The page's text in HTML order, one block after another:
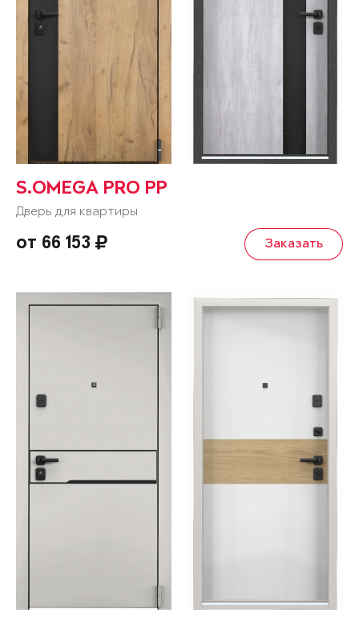
S.OMEGA PRO PP
Дверь для квартиры
от 66 153 Заказать